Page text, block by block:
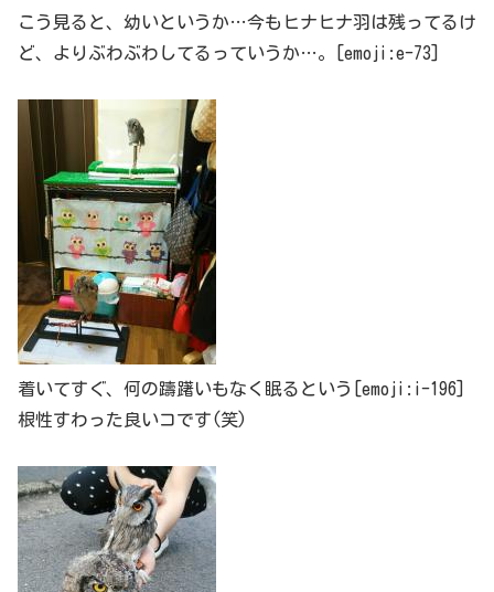
こう見ると、幼いというか…今もヒナヒナ羽は残ってるけ
ど、よりぶわぶわしてるっていうか…。[emoji:e-73]
着いてすぐ、何の躊躇いもなく眠るという[emoji:i-196]
根性すわった良いコです(笑)